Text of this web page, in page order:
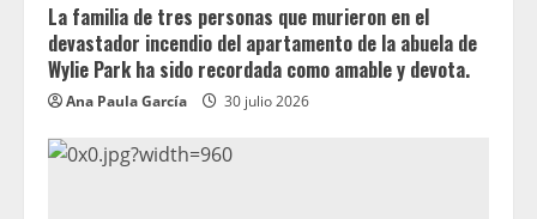
La familia de tres personas que murieron en el
devastador incendio del apartamento de la abuela de
Wylie Park ha sido recordada como amable y devota.
Ana Paula García 30 julio 2026